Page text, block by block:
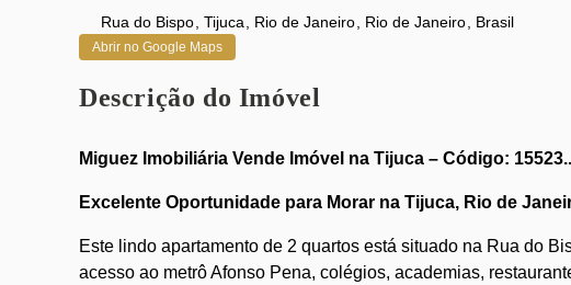
Rua do Bispo Tijuca Rio de Janeiro Rio de Janeiro Brasil
Abrir no Google Maps
Descrição do Imóvel
Miguez Imobiliária Vende Imóvel na Tijuca – Código:
Excelente Oportunidade para Morar na Tijuca, Rio de
Este lindo apartamento de 2 quartos está situado na Rua do
acesso ao metrô Afonso Pena, colégios, academias,